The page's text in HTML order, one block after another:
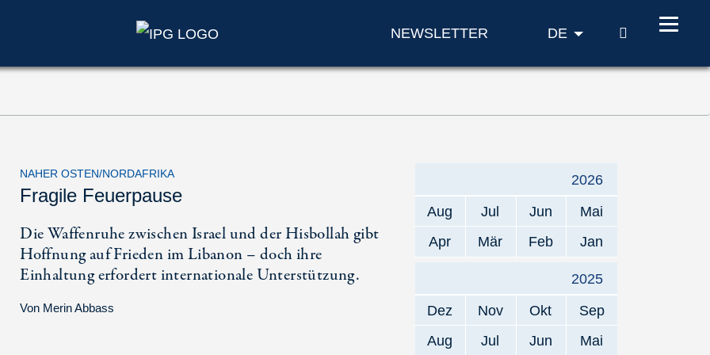
NEWSLETTER DE SUCHE
NAHER OSTEN/NORDAFRIKA
Fragile Feuerpause
Die Waffenruhe zwischen Israel und der Hisbollah gibt
Hoffnung auf Frieden im Libanon – doch ihre
Einhaltung erfordert internationale Unterstützung.
Von Merin Abbass
2026
Aug
Jul Jun
Mai
Apr
Mär Feb Jan
2025
Dez
Nov Okt
Sep
Aug
Jul Jun
Mai